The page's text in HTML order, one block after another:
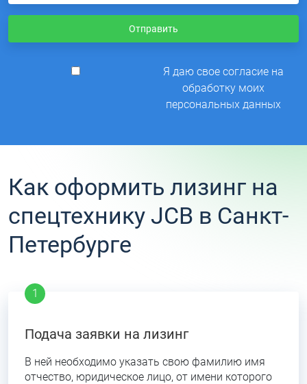
Отправить
Я даю свое согласие на
обработку моих
персональных данных
Как оформить лизинг на
спецтехнику JCB в Санкт-
Петербурге
Подача заявки на лизинг
В ней необходимо указать свою фамилию имя
отчество, юридическое лицо, от имени которого